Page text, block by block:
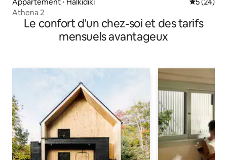
Athena 2
Le confort d'un chez-soi et des tarifs
mensuels avantageux